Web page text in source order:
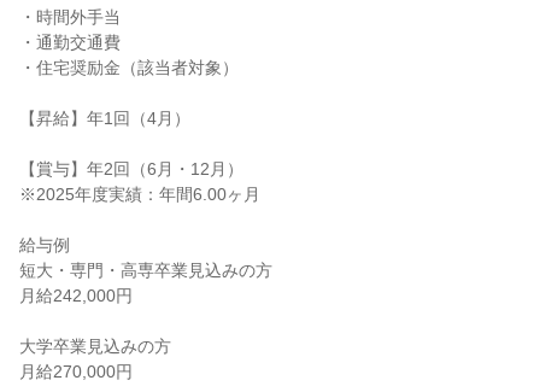
・時間外手当
・通勤交通費
・住宅奨励金（該当者対象）
【昇給】年1回（4月）
【賞与】年2回（6月・12月）
※2025年度実績：年間6.00ヶ月
給与例
短大・専門・高専卒業見込みの方
月給242,000円
大学卒業見込みの方
月給270,000円